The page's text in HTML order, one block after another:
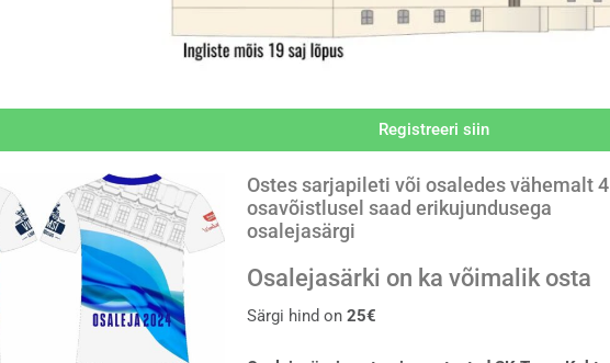
Registreeri siin
Ostes sarjapileti või osaledes vähemalt 4
osavõistlusel saad erikujundusega
osalejasärgi
Osalejasärki on ka võimalik osta
Särgi hind on 25€